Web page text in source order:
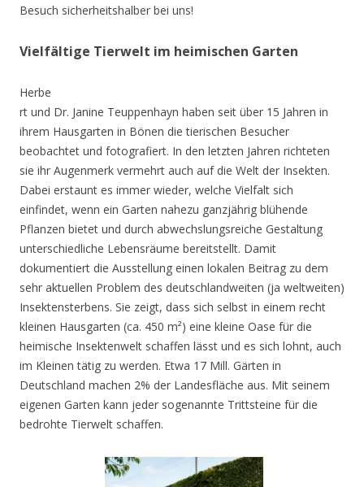
Besuch sicherheitshalber bei uns!
Vielfältige Tierwelt im heimischen Garten
Herbe
rt und Dr. Janine Teuppenhayn haben seit über 15 Jahren in
ihrem Hausgarten in Bönen die tierischen Besucher
beobachtet und fotografiert. In den letzten Jahren richteten
sie ihr Augenmerk vermehrt auch auf die Welt der Insekten.
Dabei erstaunt es immer wieder, welche Vielfalt sich
einfindet, wenn ein Garten nahezu ganzjährig blühende
Pflanzen bietet und durch abwechslungsreiche Gestaltung
unterschiedliche Lebensräume bereitstellt. Damit
dokumentiert die Ausstellung einen lokalen Beitrag zu dem
sehr aktuellen Problem des deutschlandweiten (ja weltweiten)
Insektensterbens. Sie zeigt, dass sich selbst in einem recht
kleinen Hausgarten (ca. 450 m²) eine kleine Oase für die
heimische Insektenwelt schaffen lässt und es sich lohnt, auch
im Kleinen tätig zu werden. Etwa 17 Mill. Gärten in
Deutschland machen 2% der Landesfläche aus. Mit seinem
eigenen Garten kann jeder sogenannte Trittsteine für die
bedrohte Tierwelt schaffen.